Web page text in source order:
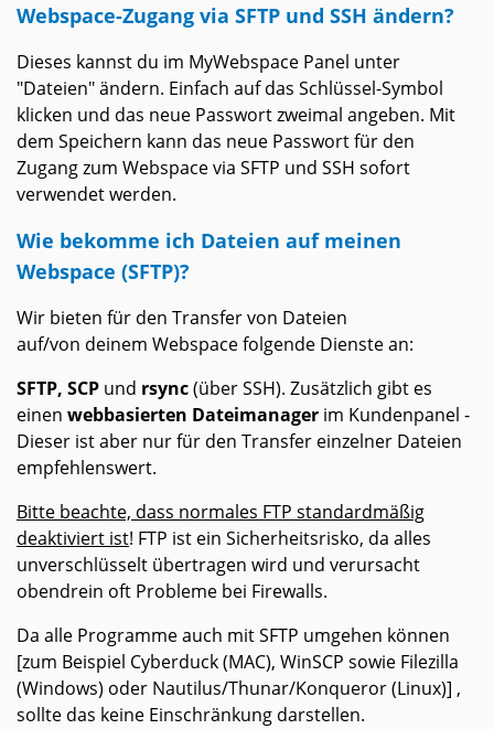
Webspace-Zugang via SFTP und SSH ändern?
Dieses kannst du im MyWebspace Panel unter
"Dateien" ändern. Einfach auf das Schlüssel-Symbol
klicken und das neue Passwort zweimal angeben. Mit
dem Speichern kann das neue Passwort für den
Zugang zum Webspace via SFTP und SSH sofort
verwendet werden.
Wie bekomme ich Dateien auf meinen
Webspace (SFTP)?
Wir bieten für den Transfer von Dateien
auf/von deinem Webspace folgende Dienste an:
SFTP, SCP und rsync(über SSH). Zusätzlich gibt es
einen webbasierten Dateimanager im Kundenpanel -
Dieser ist aber nur für den Transfer einzelner Dateien
empfehlenswert.
Bitte beachte, dass normales FTP standardmäßig
deaktiviert ist! FTP ist ein Sicherheitsrisko, da alles
unverschlüsselt übertragen wird und verursacht
obendrein oft Probleme bei Firewalls.
Da alle Programme auch mit SFTP umgehen können
[zum Beispiel Cyberduck (MAC), WinSCP sowie Filezilla
(Windows) oder Nautilus/Thunar/Konqueror (Linux)] ,
sollte das keine Einschränkung darstellen.